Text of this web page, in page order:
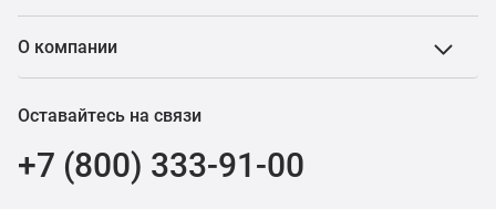
О компании
Оставайтесь на связи
+7 (800) 333-91-00